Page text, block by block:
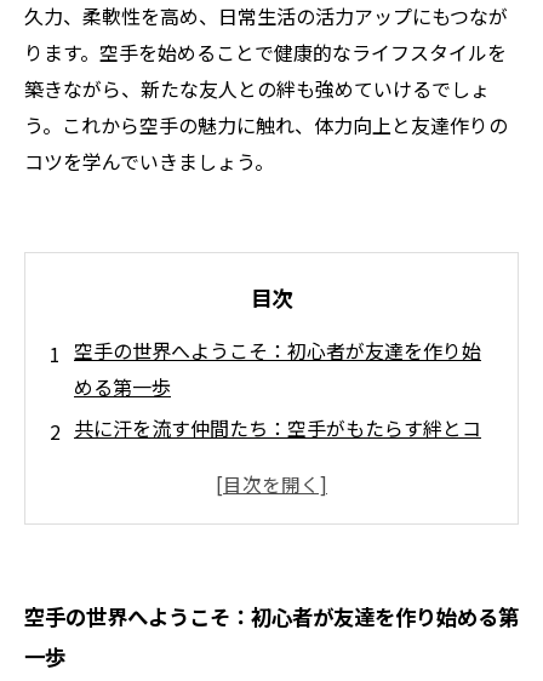
久力、柔軟性を高め、日常生活の活力アップにもつなが
ります。空手を始めることで健康的なライフスタイルを
築きながら、新たな友人との絆も強めていけるでしょ
う。これから空手の魅力に触れ、体力向上と友達作りの
コツを学んでいきましょう。
目次
空手の世界へようこそ：初心者が友達を作り始
める第一歩
共に汗を流す仲間たち：空手がもたらす絆とコ
体力アップの秘密兵器：空手稽古で筋力と持久
成長ストーリー
空手の世界へようこそ：初心者が友達を作り始める第
一歩